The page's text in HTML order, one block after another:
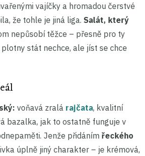
vajíčky a hromadou čerstvé
že tohle je jiná liga. Salát, který
nepůsobí těžce – přesně pro ty
stát nechce, ale jíst se chce
voňavá zralá rajčata, kvalitní
bazalka, jak to ostatně funguje v
Jenže přidáním řeckého
úplně jiný charakter – je krémová,